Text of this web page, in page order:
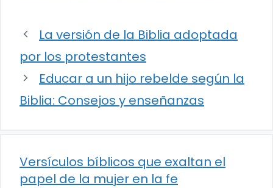
La versión de la Biblia adoptada
por los protestantes
Educar a un hijo rebelde según la
Biblia: Consejos y enseñanzas
Versículos bíblicos que exaltan el
papel de la mujer en la fe